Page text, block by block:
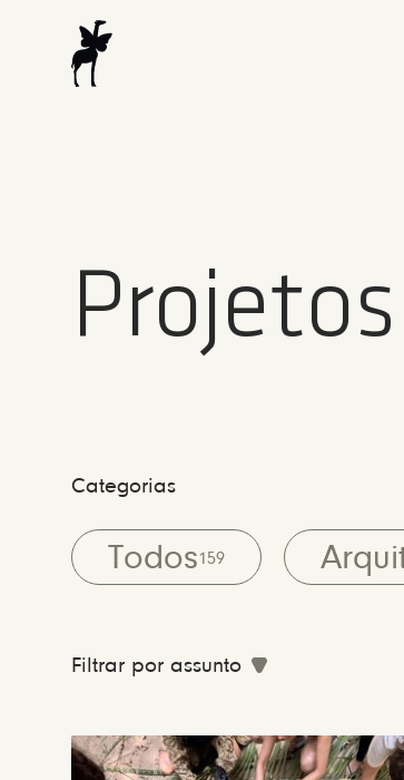
Projetos
Categorias
Todos159
Filtrar por assunto